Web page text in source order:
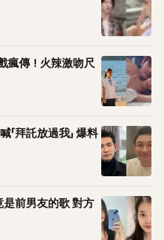
瘋傳！火辣激吻尺
拜託放過我」 爆料
是前男友的歌 對方